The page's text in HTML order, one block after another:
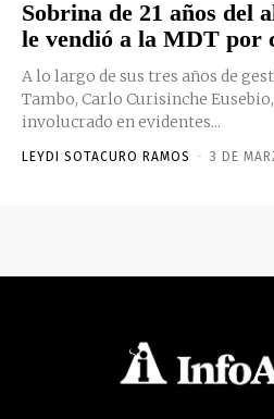
Sobrina de 21 años del
le vendió a la MDT por
A lo largo de sus tres años de
Tambo, Carlo Curisinche
involucrado en evidentes...
LEYDI SOTACURO RAMOS - 3 DE